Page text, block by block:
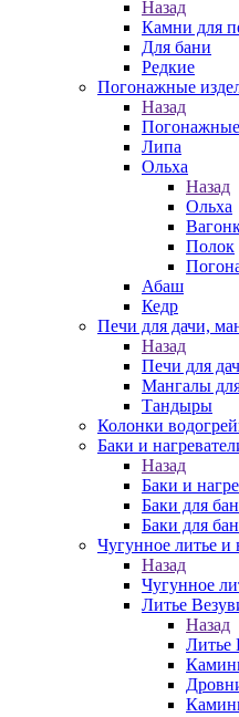
Назад
Камни для
Для бани
Редкие
Погонажные
Назад
Погонажные
Липа
Ольха
Назад
Ольха
Полок
Абаш
Кедр
Печи для дачи,
Назад
Печи для
Мангалы
Тандыры
Колонки
Баки и
Назад
Баки и
Баки для
Баки для
Чугунное литье и
Назад
Чугунное
Литье
Назад
Литье